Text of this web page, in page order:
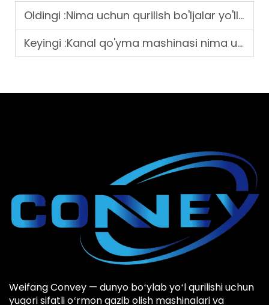
Oldingi :Nima uchun qurilish bo'ljalar yo'llar, chetlar va suv o'tkazish loyihalari uchun slipform beton paverlarini tanlaydilar
Keyingi :Kanal qo'yma mashinasi nima uchun kanal qurilish loyihalarida muhim?
Weifang Convey — dunyo boʻylab yoʻl qurilishi uchun
yuqori sifatli oʻrmon qazib olish mashinalari va